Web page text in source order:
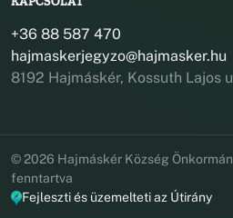
+36 88 587 470
hajmaskerjegyzo@hajmasker.hu
8192 Hajmáskér, Kossuth Lajos
© 2026 Hajmáskér Község
fenntartva
Fejleszti és üzemelteti az Útirány